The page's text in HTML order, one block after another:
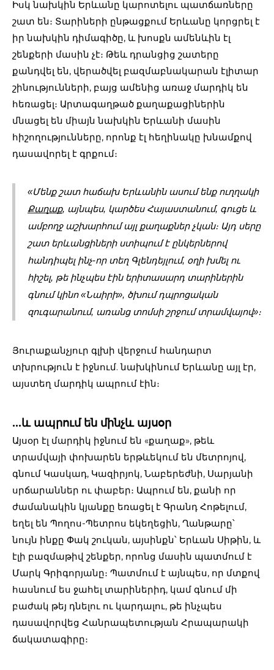
Իսկ նախկին Երևանը կարոտելու պատճառները
շատ են։ Տարիների ընթացքում Երևանը կորցրել է
իր նախկին դիմագիծը, և խոսքն ամենևին էլ
շենքերի մասին չէ։ Թեև դրանցից շատերը
քանդվել են, վերածվել բազմաբնակարան էլիտար
շինությունների, բայց ամենից առաջ մարդիկ են
հեռացել։ Արտագաղթած քաղաքացիներին
մնացել են միայն նախկին Երևանի մասին
հիշողությունները, որոնք էլ հեղինակը խնամքով
դասավորել է գրքում։
«Մենք շատ հաճախ Երևանին ասում ենք ուղղակի
Քաղաք, այնպես, կարծես Հայաստանում, գուցե և
ամբողջ աշխարհում այլ քաղաքներ չկան։ Այդ սերը
շատ երևանցիների ստիպում է ընկերներով
հանդիպել ինչ-որ տեղ Գլենդեյլում, օղի խմել ու
հիշել, թե ինչպես էին երիտասարդ տարիներին
գնում կինո «Նաիրի», ծխում դպրոցական
զուգարանում, առանց տոմսի շրջում տրամվայով»։
Յուրաքանչյուր գլխի վերջում հանդարտ
տխրություն է իջնում. նախկինում Երևանը այլ էր,
այստեղ մարդիկ ապրում էին։
…և ապրում են մինչև այսօր
Այսօր էլ մարդիկ իջնում են «քաղաք», թեև
տրամվայի փոխարեն երթևեկում են մետրոյով,
գնում Կասկադ, Կազիրյոկ, Նաբերեժնի, Սարյանի
սրճարաններ ու փաբեր։ Ապրում են, քանի որ
ժամանակին կյանքը եռացել է Գրանդ Հոթելում,
եղել են Պողոս-Պետրոս եկեղեցին, Ղանթարը՝
նույն ինքը Փակ շուկան, այսինքն՝ Երևան Սիթին, և
էլի բազմաթիվ շենքեր, որոնց մասին պատմում է
Մարկ Գրիգորյանը։ Պատմում է այնպես, որ մտքով
հասնում ես ջահել տարիներիդ, կամ գնում մի
բաժակ թեյ դնելու ու կարդալու, թե ինչպես
դասավորվեց Հանրապետության Հրապարակի
ճակատագիրը։